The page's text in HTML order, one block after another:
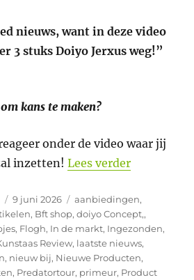
nieuws, want in deze video
3 stuks Doiyo Jerxus weg!”
kans te maken?
onder de video waar jij
inzetten!Lees verder“Video
Geplaatst
op
9 juni 2026 Categorieën
aanbiedingen,
, Bft shop,doiyo Concept,,
, Flogh, In de markt, Ingezonden,
Review, laatste nieuws,
, nieuw bij, Nieuwe Producten,
, Predatortour, primeur, Product